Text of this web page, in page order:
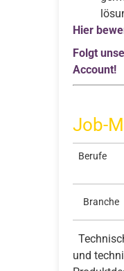
Hier
Folgt
Account!
Job-
Berufe
Branche
und